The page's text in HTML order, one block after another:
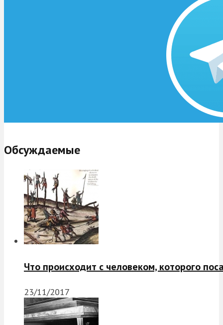
Обсуждаемые
Что происходит с человеком, которого
23/11/2017